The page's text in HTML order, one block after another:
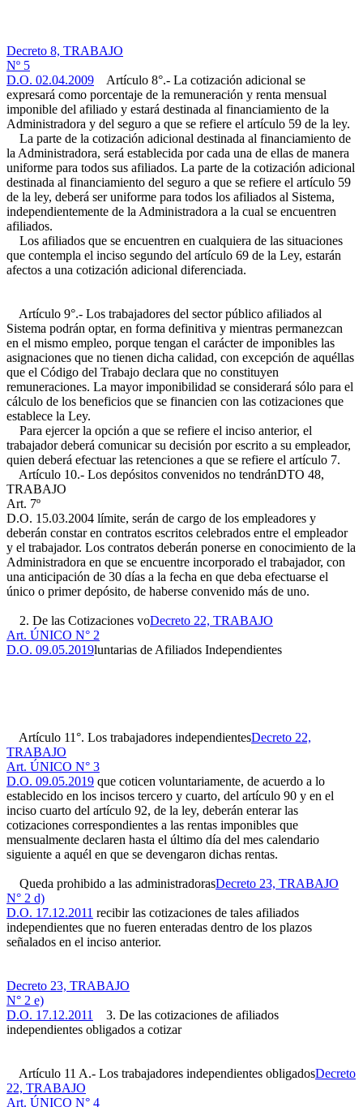
Decreto 8, TRABAJO
Nº 5
D.O. 02.04.2009 Artículo 8°.- La cotización adicional se
expresará como porcentaje de la remuneración y renta mensual
imponible del afiliado y estará destinada al financiamiento de la
Administradora y del seguro a que se refiere el artículo 59 de la ley.
La parte de la cotización adicional destinada al financiamiento de
la Administradora, será establecida por cada una de ellas de manera
uniforme para todos sus afiliados. La parte de la cotización adicional
destinada al financiamiento del seguro a que se refiere el artículo 59
de la ley, deberá ser uniforme para todos los afiliados al Sistema,
independientemente de la Administradora a la cual se encuentren
afiliados.
Los afiliados que se encuentren en cualquiera de las situaciones
que contempla el inciso segundo del artículo 69 de la Ley, estarán
afectos a una cotización adicional diferenciada.
Artículo 9°.- Los trabajadores del sector público afiliados al
Sistema podrán optar, en forma definitiva y mientras permanezcan
en el mismo empleo, porque tengan el carácter de imponibles las
asignaciones que no tienen dicha calidad, con excepción de aquéllas
que el Código del Trabajo declara que no constituyen
remuneraciones. La mayor imponibilidad se considerará sólo para el
cálculo de los beneficios que se financien con las cotizaciones que
establece la Ley.
Para ejercer la opción a que se refiere el inciso anterior, el
trabajador deberá comunicar su decisión por escrito a su empleador,
quien deberá efectuar las retenciones a que se refiere el artículo 7.
Artículo 10.- Los depósitos convenidos no tendránDTO 48,
TRABAJO
Art. 7º
D.O. 15.03.2004 límite, serán de cargo de los empleadores y
deberán constar en contratos escritos celebrados entre el empleador
y el trabajador. Los contratos deberán ponerse en conocimiento de la
Administradora en que se encuentre incorporado el trabajador, con
una anticipación de 30 días a la fecha en que deba efectuarse el
único o primer depósito, de haberse convenido más de uno.
2. De las Cotizaciones voDecreto 22, TRABAJO
Art. ÚNICO N° 2
D.O. 09.05.2019luntarias de Afiliados Independientes
Artículo 11°. Los trabajadores independientesDecreto 22,
TRABAJO
Art. ÚNICO N° 3
D.O. 09.05.2019 que coticen voluntariamente, de acuerdo a lo
establecido en los incisos tercero y cuarto, del artículo 90 y en el
inciso cuarto del artículo 92, de la ley, deberán enterar las
cotizaciones correspondientes a las rentas imponibles que
mensualmente declaren hasta el último día del mes calendario
siguiente a aquél en que se devengaron dichas rentas.
Queda prohibido a las administradorasDecreto 23, TRABAJO
N° 2 d)
D.O. 17.12.2011 recibir las cotizaciones de tales afiliados
independientes que no fueren enteradas dentro de los plazos
señalados en el inciso anterior.
Decreto 23, TRABAJO
N° 2 e)
D.O. 17.12.2011
3. De las cotizaciones de afiliados
independientes obligados a cotizar
Artículo 11 A.- Los trabajadores independientes obligadosDecreto
22, TRABAJO
Art. ÚNICO N° 4